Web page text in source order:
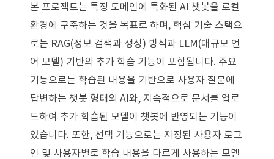
본 프로젝트는 특정 도메인에 특화된 AI 챗봇을 로컬
환경에 구축하는 것을 목표로 하며, 핵심 기술 스택으
로는 RAG(정보 검색과 생성) 방식과 LLM(대규모 언
어 모델) 기반의 추가 학습 기능이 포함됩니다. 주요
기능으로는 학습된 내용을 기반으로 사용자 질문에
답변하는 챗봇 형태의 AI와, 지속적으로 문서를 업로
드하여 추가 학습된 모델이 챗봇에 반영되는 기능이
있습니다. 또한, 선택 기능으로는 지정된 사용자 로그
인 및 사용자별로 학습 내용을 다르게 사용하는 모델